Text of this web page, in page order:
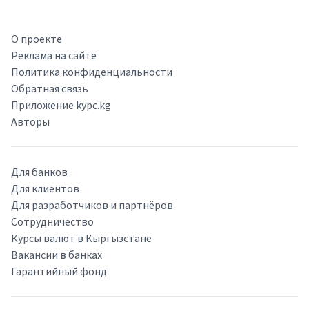
О проекте
Реклама на сайте
Политика конфиденциальности
Обратная связь
Приложение kypc.kg
Авторы
Для банков
Для клиентов
Для разработчиков и партнёров
Сотрудничество
Курсы валют в Кыргызстане
Вакансии в банках
Гарантийный фонд